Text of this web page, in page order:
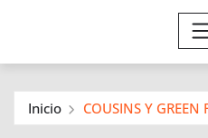
Inicio COUSINS Y GREEN